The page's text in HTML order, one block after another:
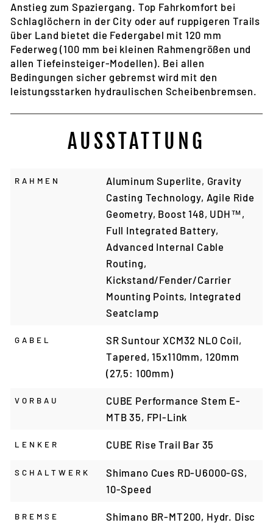
Anstieg zum Spaziergang. Top Fahrkomfort bei
Schlaglöchern in der City oder auf ruppigeren Trails
über Land bietet die Federgabel mit 120 mm
Federweg (100 mm bei kleinen Rahmengrößen und
allen Tiefeinsteiger-Modellen). Bei allen
Bedingungen sicher gebremst wird mit den
leistungsstarken hydraulischen Scheibenbremsen.
AUSSTATTUNG
RAHMEN
Aluminum Superlite, Gravity
Casting Technology, Agile Ride
Geometry, Boost 148, UDH™,
Full Integrated Battery,
Advanced Internal Cable
Routing,
Kickstand/Fender/Carrier
Mounting Points, Integrated
Seatclamp
GABEL
SR Suntour XCM32 NLO Coil,
Tapered, 15x110mm, 120mm
(27,5: 100mm)
VORBAU
CUBE Performance Stem E-
MTB 35, FPI-Link
LENKER CUBE Rise Trail Bar 35
SCHALTWERK
Shimano Cues RD-U6000-GS,
10-Speed
BREMSE
Shimano BR-MT200, Hydr. Disc